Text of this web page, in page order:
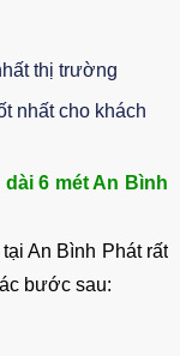
nhất cho khách
6 mét An Bình
An Bình Phát rất
bước sau: